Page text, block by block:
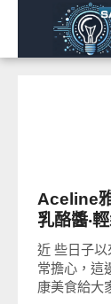
Aceline
乳酪醬‧
近 些日子
常擔心，這
康美食給大